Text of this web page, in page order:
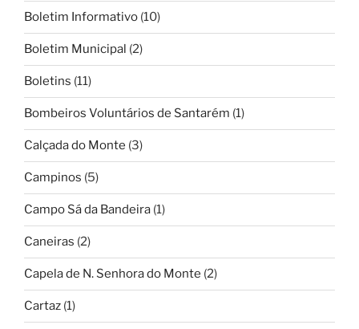
Boletim Informativo (10)
Boletim Municipal (2)
Boletins (11)
Bombeiros Voluntários de Santarém (1)
Calçada do Monte (3)
Campinos (5)
Campo Sá da Bandeira (1)
Caneiras (2)
Capela de N. Senhora do Monte (2)
Cartaz (1)